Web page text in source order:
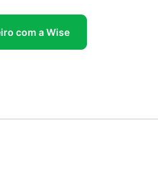
com a Wise